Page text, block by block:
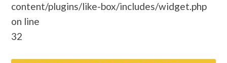
content/plugins/like-box/includes/widget.php
on line
32